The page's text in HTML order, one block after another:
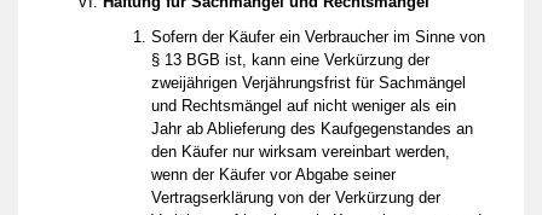
Sofern der Käufer ein Verbraucher im Sinne von
§ 13 BGB ist, kann eine Verkürzung der
zweijährigen Verjährungsfrist für Sachmängel
und Rechtsmängel auf nicht weniger als ein
Jahr ab Ablieferung des Kaufgegenstandes an
den Käufer nur wirksam vereinbart werden,
wenn der Käufer vor Abgabe seiner
Vertragserklärung von der Verkürzung der